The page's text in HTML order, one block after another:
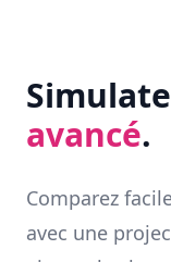
avancé.
Comparez
avec une